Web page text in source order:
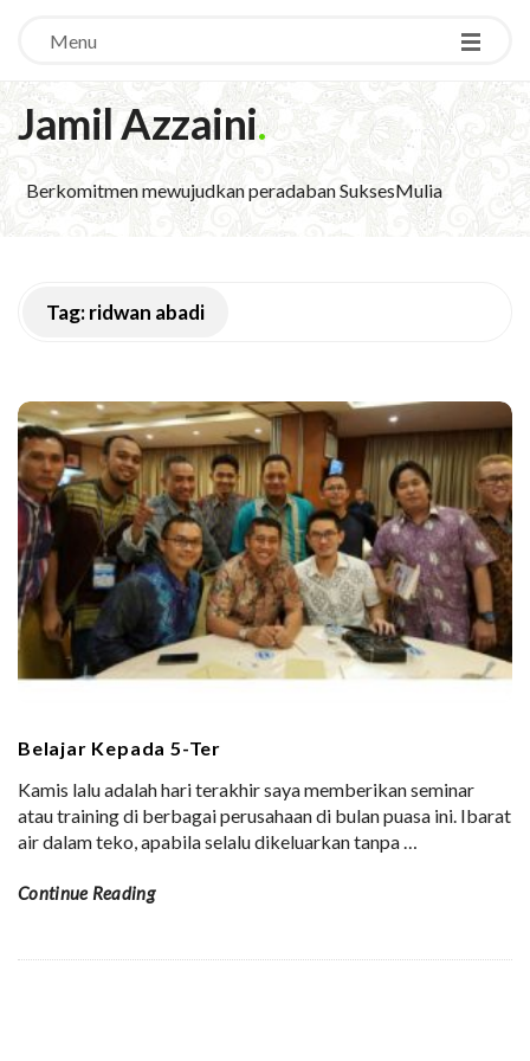
Menu
Jamil Azzaini.
Berkomitmen mewujudkan peradaban SuksesMulia
Tag:ridwan abadi
Belajar Kepada 5-Ter
Kamis lalu adalah hari terakhir saya memberikan seminar
atau training di berbagai perusahaan di bulan puasa ini. Ibarat
air dalam teko, apabila selalu dikeluarkan tanpa…
Continue Reading